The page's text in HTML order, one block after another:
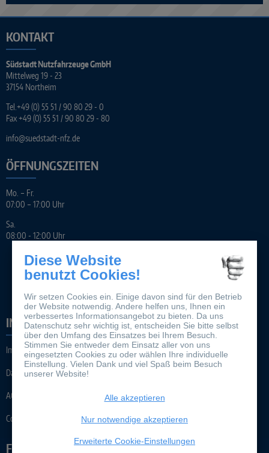
KONTAKT
Südstadt Nutzfahrzeuge GmbH
Mittelweg 19 - 23
37154 Northeim
Tel. +49 (0) 55 51 / 90 80 29 - 0
Fax +49 (0) 55 51 / 90 80 29 - 80
info@suedstadt-nfz.de
ÖFFNUNGSZEITEN
Mo. – Fr.
07:00 – 17:00 Uhr
Sa.
08:00 - 12:00 Uhr
INFORMATION
Impressum
Datenschutz
AGB
Cookie-Einstellungen
FOLGEN SIE UNS AUF
Diese Website
benutzt Cookies!
Wir setzen Cookies ein. Einige davon sind für den Betrieb
der Website notwendig. Andere helfen uns, Ihnen ein
verbessertes Informationsangebot zu bieten. Da uns
Datenschutz sehr wichtig ist, entscheiden Sie bitte selbst
über den Umfang des Einsatzes bei Ihrem Besuch.
Stimmen Sie entweder dem Einsatz aller von uns
eingesetzten Cookies zu oder wählen Ihre individuelle
Einstellung. Vielen Dank und viel Spaß beim Besuch
unserer Website!
Alle akzeptieren
Nur notwendige akzeptieren
Erweiterte Cookie-Einstellungen